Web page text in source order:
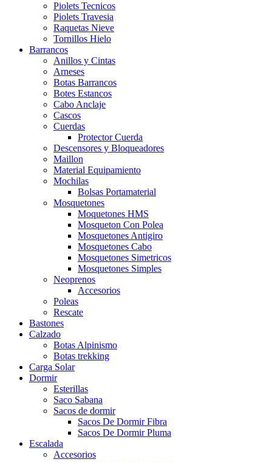
Piolets Tecnicos
Piolets Travesia
Raquetas Nieve
Tornillos Hielo
Barrancos
Anillos y Cintas
Arneses
Botas Barrancos
Botes Estancos
Cabo Anclaje
Cascos
Cuerdas
Protector Cuerda
Descensores y Bloqueadores
Maillon
Material Equipamiento
Mochilas
Bolsas Portamaterial
Mosquetones
Moquetones HMS
Mosqueton Con Polea
Mosquetones Antigiro
Mosquetones Cabo
Mosquetones Simetricos
Mosquetones Simples
Neoprenos
Accesorios
Poleas
Rescate
Bastones
Calzado
Botas Alpinismo
Botas trekking
Carga Solar
Dormir
Esterillas
Saco Sabana
Sacos de dormir
Sacos De Dormir Fibra
Sacos De Dormir Pluma
Escalada
Accesorios